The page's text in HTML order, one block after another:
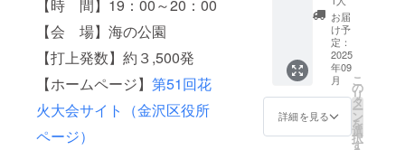
【時 間】19：00～20：00
【会 場】海の公園
【打上発数】約３,500発
【ホームページ】 第51回花
火大会サイト（金沢区役所
ページ）
ティガ
イド協
会HPか
ら参加
したい
企画ガ
申込み
してく
NANBU
BASE
（シー
サイド
ライン
「南部
市場
イド協
会の９
月から
令和８
年３月
までの
企画ガ
イドか
のお
寺、薬
王寺で
心を整
る」】
花火打
ち上げ
場所か
らも近
お届
け予
定：
2025
年09
月
詳細を見る
こ
の
リ
タ
ー
ン
を
選
択
す